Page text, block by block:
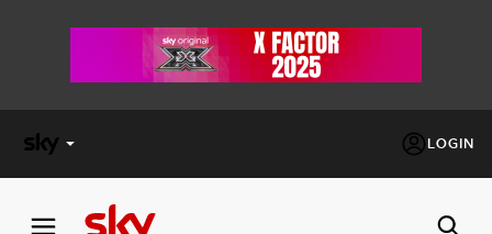
LOGIN
FACTOR